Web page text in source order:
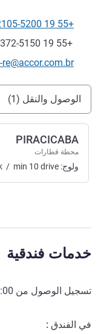
الهاتف
+55 19 2105-5200
فاكس
+55 19 3372-5150
تواصل معنا عبر
الوصول والتنقل
الوصول والنقل (1)
PIRACICABA
محطة قطارات
ولوج: / min 10 drive
خدمات فندقية
تسجيل الوصول من
في الفندق